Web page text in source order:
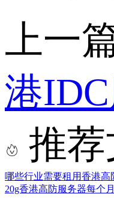
上一
港
推
哪些行业需要租用香港高
20g香港高防服务器每个